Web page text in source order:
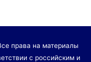
права на материалы
с российским и